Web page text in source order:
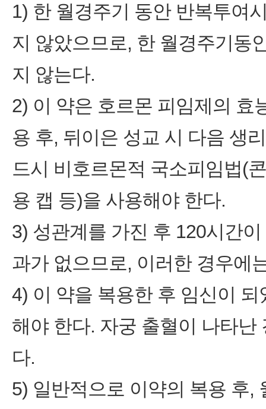
1) 한 월경주기 동안 반복투여
지 않았으므로, 한 월경주기동
지 않는다.
2) 이 약은 호르몬 피임제의 효
용 후, 뒤이은 성교 시 다음 생
드시 비호르몬적 국소피임법(
용 캡 등)을 사용해야 한다.
3) 성관계를 가진 후 120시간
과가 없으므로, 이러한 경우에
4) 이 약을 복용한 후 임신이
해야 한다. 자궁 출혈이 나타
다.
5) 일반적으로 이약의 복용 후,